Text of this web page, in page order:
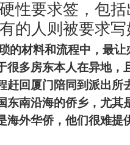
性要求签，包
的人则被要求
的材料和流程中，最
很多房东本人在异地，
赶回厦门陪同到派出所
东南沿海的侨乡，尤其
海外华侨，他们很难提